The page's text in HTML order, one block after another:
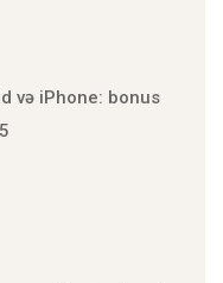
və iPhone: bonus